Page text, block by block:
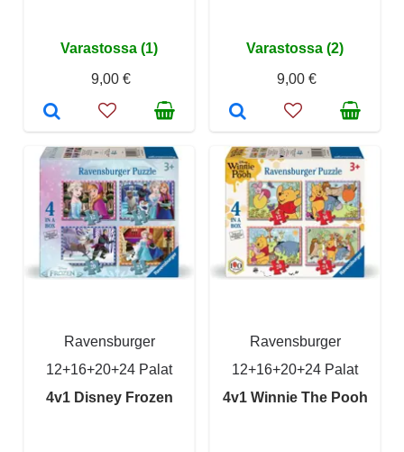
Varastossa (1)
9,00 €
Varastossa (2)
9,00 €
Ravensburger
12+16+20+24 Palat
4v1 Disney Frozen
Ravensburger
12+16+20+24 Palat
4v1 Winnie The Pooh